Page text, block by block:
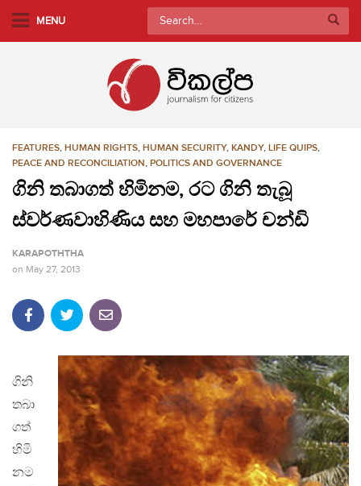
MENU
Search
for:
FEATURES, HUMAN RIGHTS, HUMAN SECURITY, KANDY, LIFE QUIPS,
PEACE AND RECONCILIATION, POLITICS AND GOVERNANCE
ගිනි තබාගත් හිමිනම, රට ගිනි තැබූ
ස්වර්ණවාහිණිය සහ මහපාරේ චන්ඩි
KARAPOTHTHA
on May 27, 2013
ගිනි
තබා
ගත්
හිමි
නම